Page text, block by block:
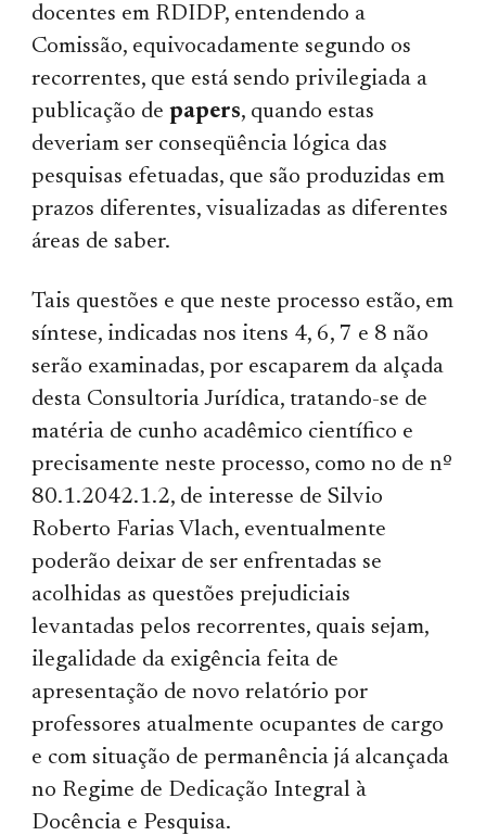
docentes em RDIDP, entendendo a
Comissão, equivocadamente segundo os
recorrentes, que está sendo privilegiada a
publicação depapers, quando estas
deveriam ser conseqüência lógica das
pesquisas efetuadas, que são produzidas em
prazos diferentes, visualizadas as diferentes
áreas de saber.
Tais questões e que neste processo estão, em
síntese, indicadas nos itens 4, 6, 7 e 8 não
serão examinadas, por escaparem da alçada
desta Consultoria Jurídica, tratando-se de
matéria de cunho acadêmico científico e
precisamente neste processo, como no de nº
80.1.2042.1.2, de interesse de Silvio
Roberto Farias Vlach, eventualmente
poderão deixar de ser enfrentadas se
acolhidas as questões prejudiciais
levantadas pelos recorrentes, quais sejam,
ilegalidade da exigência feita de
apresentação de novo relatório por
professores atualmente ocupantes de cargo
e com situação de permanência já alcançada
no Regime de Dedicação Integral à
Docência e Pesquisa.